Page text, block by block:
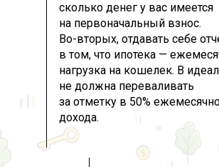
сколько денег у вас имеется
на первоначальный взнос.
Во-вторых, отдавать себе
в том, что ипотека —
нагрузка на кошелек. В
не должна переваливать
за отметку в 50%
дохода.